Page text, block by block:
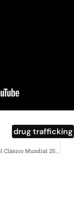
drug trafficking
Estados Unidos es el gran favorito en el Clásico Mundial 2026